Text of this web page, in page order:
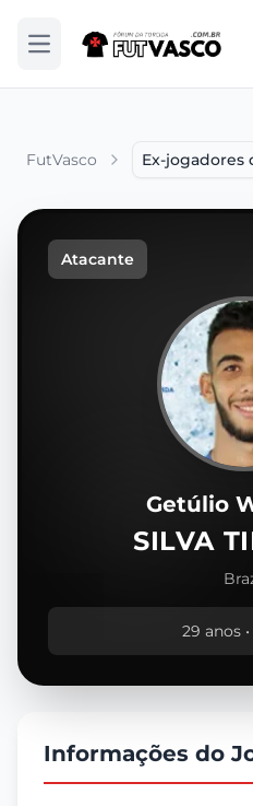
Abrir menu
FutVasco Ex-jogadores
Atacante
Getúlio
SILVA
29 anos
Informações do